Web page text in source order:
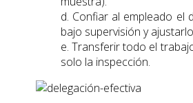
d. Confiar al empleado el
bajo supervisión y
e. Transferir todo el
solo la inspección.